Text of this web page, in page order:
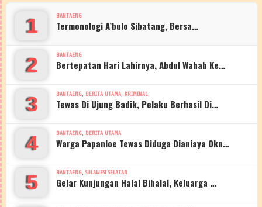
1 BANTAENG
Termonologi A’bulo Sibatang, Bersa…
2 BANTAENG
Bertepatan Hari Lahirnya, Abdul Wahab Ke…
3 BANTAENG, BERITA UTAMA, KRIMINAL
Tewas Di Ujung Badik, Pelaku Berhasil Di…
4 BANTAENG, BERITA UTAMA
Warga Papanloe Tewas Diduga Dianiaya Okn…
5 BANTAENG, SULAWESI SELATAN
Gelar Kunjungan Halal Bihalal, Keluarga …